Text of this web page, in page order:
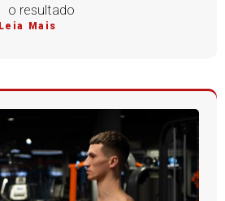
o resultado
Leia Mais